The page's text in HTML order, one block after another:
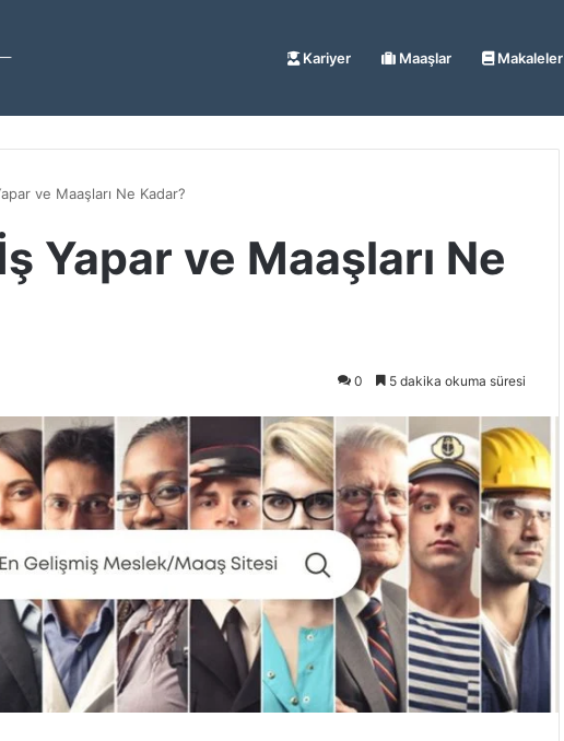
Kariyer Maaşlar Makaleler
ve Maaşları Ne Kadar?
Yapar ve Maaşları Ne
0 5 dakika okuma süresi